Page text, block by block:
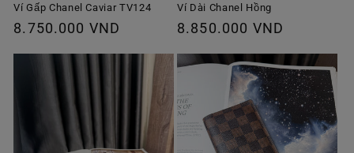
Ví Gấp Chanel Caviar TV124
Giá
8.750.000 VND
Ví Dài Chanel Hồng
Giá
thường
8.850.000 VND